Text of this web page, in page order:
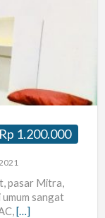
Rp 1.200.000
pasar Mitra,
sangat
[…]